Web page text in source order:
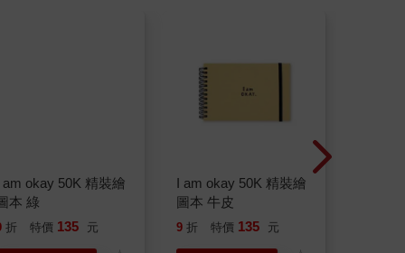
am okay 50K 精裝繪
本 綠
折 特價 135 元
I am okay 50K 精裝繪
圖本 牛皮
9 折 特價 135 元